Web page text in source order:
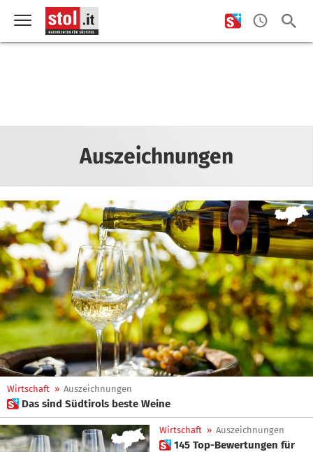
Auszeichnungen
Wirtschaft » Auszeichnungen
 Das sind Südtirols beste Weine
Wirtschaft » Auszeichnungen
 145 Top-Bewertungen für